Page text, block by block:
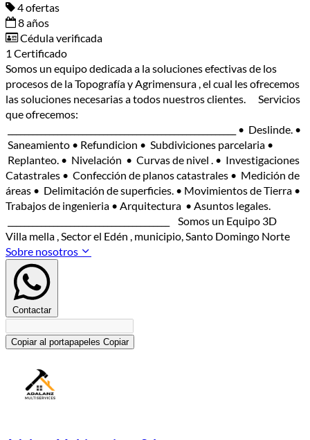
4 ofertas
8 años
Cédula verificada
1 Certificado
Somos un equipo dedicada a la soluciones efectivas de los
procesos de la Topografía y Agrimensura , el cual les ofrecemos
las soluciones necesarias a todos nuestros clientes. Servicios
que ofrecemos:
_______________________________________________________ • Deslinde. •
Saneamiento • Refundicion • Subdiviciones parcelaria •
Replanteo. • Nivelación • Curvas de nivel . • Investigaciones
Catastrales • Confección de planos catastrales • Medición de
áreas • Delimitación de superficies. • Movimientos de Tierra •
Trabajos de ingenieria • Arquitectura • Asuntos legales.
_______________________________________ Somos un Equipo 3D
Villa mella , Sector el Edén , municipio, Santo Domingo Norte
Sobre nosotros
Contactar
Copiar al portapapeles Copiar